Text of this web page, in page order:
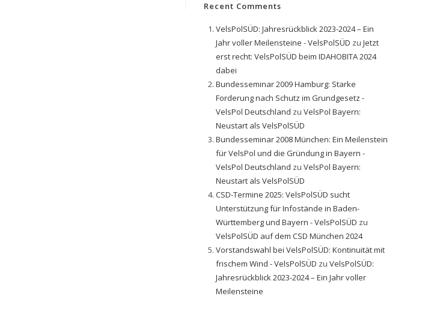
Recent Comments
VelsPolSÜD: Jahresrückblick 2023-2024 – Ein
Jahr voller Meilensteine - VelsPolSÜD zu Jetzt
erst recht: VelsPolSÜD beim IDAHOBITA 2024
dabei
Bundesseminar 2009 Hamburg: Starke
Forderung nach Schutz im Grundgesetz -
VelsPol Deutschland zu VelsPol Bayern:
Neustart als VelsPolSÜD
Bundesseminar 2008 München: Ein Meilenstein
für VelsPol und die Gründung in Bayern -
VelsPol Deutschland zu VelsPol Bayern:
Neustart als VelsPolSÜD
CSD-Termine 2025: VelsPolSÜD sucht
Unterstützung für Infostände in Baden-
Württemberg und Bayern - VelsPolSÜD zu
VelsPolSÜD auf dem CSD München 2024
Vorstandswahl bei VelsPolSÜD: Kontinuität mit
frischem Wind - VelsPolSÜD zu VelsPolSÜD:
Jahresrückblick 2023-2024 – Ein Jahr voller
Meilensteine